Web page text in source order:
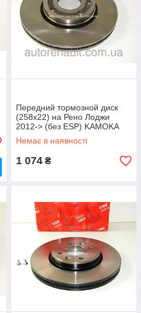
Передний тормозной диск
(258x22) на Рено Лоджи
2012-> (без ESP) KAMOKA
(Польша) 103111
Немає в наявності
1 074 ₴